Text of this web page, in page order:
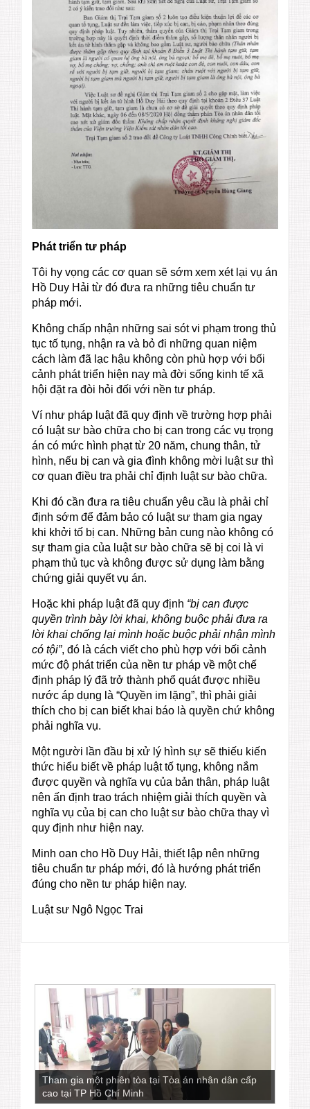
Phát triển tư pháp
Tôi hy vọng các cơ quan sẽ sớm xem xét lại vụ án
Hồ Duy Hải từ đó đưa ra những tiêu chuẩn tư
pháp mới.
Không chấp nhận những sai sót vi phạm trong thủ
tục tố tụng, nhận ra và bỏ đi những quan niệm
cách làm đã lạc hậu không còn phù hợp với bối
cảnh phát triển hiện nay mà đời sống kinh tế xã
hội đặt ra đòi hỏi đối với nền tư pháp.
Ví như pháp luật đã quy định về trường hợp phải
có luật sư bào chữa cho bị can trong các vụ trọng
án có mức hình phạt từ 20 năm, chung thân, tử
hình, nếu bị can và gia đình không mời luật sư thì
cơ quan điều tra phải chỉ định luật sư bào chữa.
Khi đó cần đưa ra tiêu chuẩn yêu cầu là phải chỉ
định sớm để đảm bảo có luật sư tham gia ngay
khi khởi tố bị can. Những bản cung nào không có
sự tham gia của luật sư bào chữa sẽ bị coi là vi
phạm thủ tục và không được sử dụng làm bằng
chứng giải quyết vụ án.
Hoặc khi pháp luật đã quy định “bị can được
quyền trình bày lời khai, không buộc phải đưa ra
lời khai chống lại mình hoặc buộc phải nhận mình
có tội”, đó là cách viết cho phù hợp với bối cảnh
mức độ phát triển của nền tư pháp về một chế
định pháp lý đã trở thành phổ quát được nhiều
nước áp dụng là “Quyền im lặng”, thì phải giải
thích cho bị can biết khai báo là quyền chứ không
phải nghĩa vụ.
Một người lần đầu bị xử lý hình sự sẽ thiếu kiến
thức hiểu biết về pháp luật tố tụng, không nắm
được quyền và nghĩa vụ của bản thân, pháp luật
nên ấn định trao trách nhiệm giải thích quyền và
nghĩa vụ của bị can cho luật sư bào chữa thay vì
quy định như hiện nay.
Minh oan cho Hồ Duy Hải, thiết lập nên những
tiêu chuẩn tư pháp mới, đó là hướng phát triển
đúng cho nền tư pháp hiện nay.
Luật sư Ngô Ngọc Trai
Tham gia một phiên tòa tại Tòa án nhân dân cấp
cao tại TP Hồ Chí Minh